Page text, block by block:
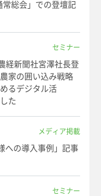
総会」での登壇記
セミナー
経新聞社宮澤社長登
家の囲い込み戦略
るデジタル活
た
メディア掲載
への導入事例」記事
セミナー